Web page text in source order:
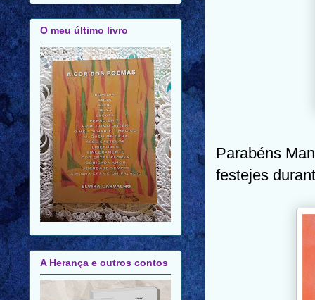
Parabéns
festejes
O meu último livro
A Herança e outros contos